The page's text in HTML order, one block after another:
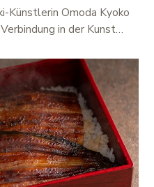
Künstlerin Omoda Kyoko
in der Kunst…